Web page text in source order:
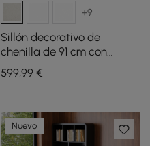
+9
Sillón decorativo de
chenilla de 91 cm con
almacenaje oculto y
respaldo extraíble
599,99€
Nuevo